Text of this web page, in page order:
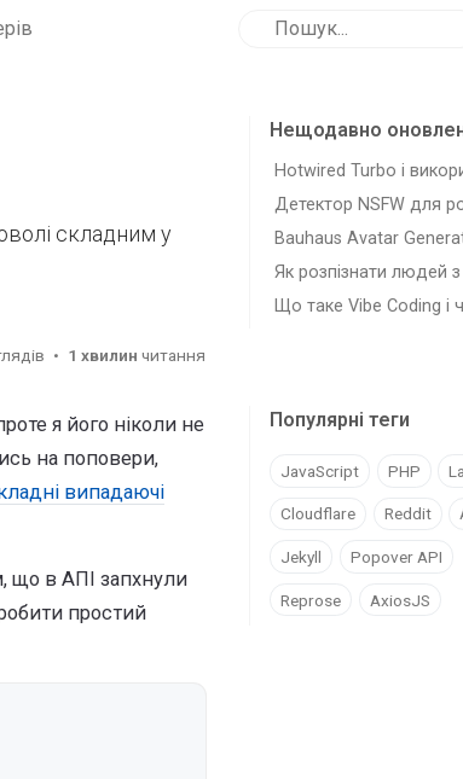
складним у
1 хвилин читання
я його ніколи не
на поповери,
випадаючі
що в АПІ запхнули
простий
Нещодавно
Популярні теги
JavaScript PHP
Cloudflare Reddit
Jekyll Popover API
Reprose AxiosJS